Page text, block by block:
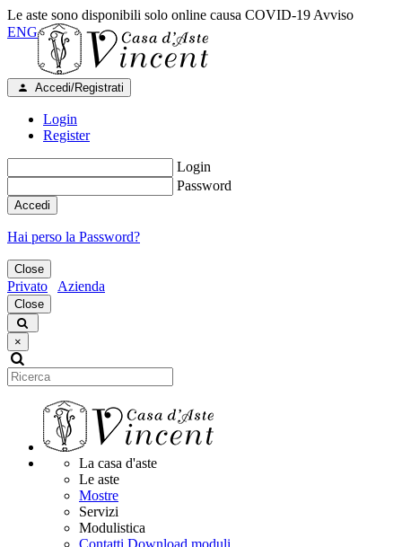
Le aste sono disponibili solo online causa COVID-19 Avviso
ENG
Accedi/Registrati
Login
Register
Login
Password
Accedi
Hai perso la Password?
Close
Privato Azienda
Close
×
La casa d'aste
Le aste
Mostre
Servizi
Modulistica
Contatti Download moduli